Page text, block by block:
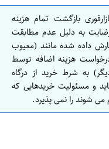
بازگشت تمام هزینه
به دلیل عدم مطابقت
داده شده مانند (معیوب
هزینه اضافه توسط
به شرط خرید از درگاه
و مسئولیت خریدهایی که
می شوند را نمی پذیرد.